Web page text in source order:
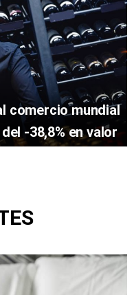
comercio mundial
-38,8% en valor